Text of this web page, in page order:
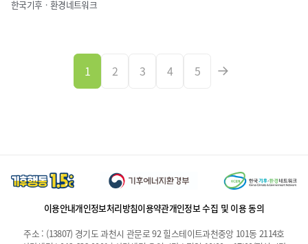
한국기후ㆍ환경네트워크
1 2 3 4 5
이용안내개인정보처리방침이용약관개인정보 수집 및 이용 동의
주소 : (13807) 경기도 과천시 관문로 92 힐스테이트과천중앙 101동 2114호